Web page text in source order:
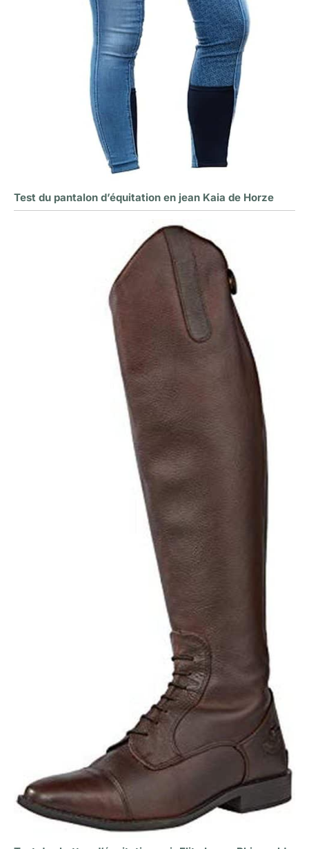
Test du pantalon d’équitation en jean Kaia de Horze